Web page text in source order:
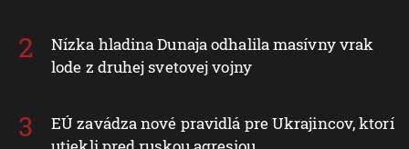
Nízka hladina Dunaja odhalila masívny vrak
lode z druhej svetovej vojny
EÚ zavádza nové pravidlá pre Ukrajincov, ktorí